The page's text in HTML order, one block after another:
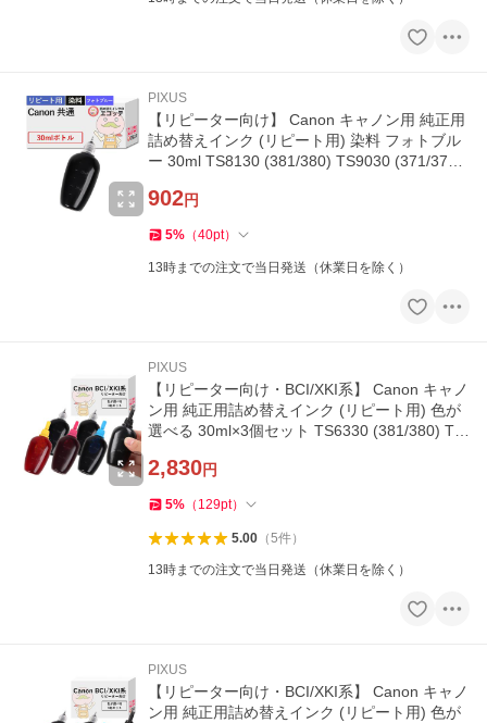
PIXUS
【リピーター向け】 Canon キャノン用 純正用
詰め替えインク (リピート用) 染料 フォトブル
ー 30ml TS8130 (381/380) TS9030 (371/370)
902円
5% （40pt）
13時までの注文で当日発送（休業日を除く）
PIXUS
【リピーター向け・BCI/XKI系】 Canon キャノ
ン用 純正用詰め替えインク (リピート用) 色が
選べる 30ml×3個セット TS6330 (381/380) TS
2,830円
5% （ 129pt）
5.00（5件）
13時までの注文で当日発送（休業日を除く）
PIXUS
【リピーター向け・BCI/XKI系】 Canon キャノ
ン用 純正用詰め替えインク (リピート用) 色が